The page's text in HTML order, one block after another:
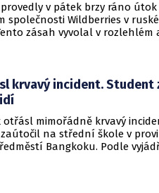
v pátek brzy ráno
společnosti Wildberries v
zásah vyvolal v rozlehlém
logistické operace.
krvavý incident. Student
otřásl mimořádně krvavý
na střední škole v
Bangkoku. Podle